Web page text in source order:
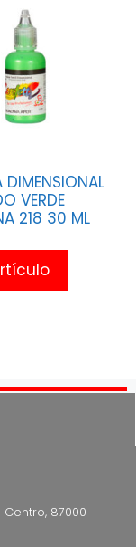
DIMENSIONAL
VERDE
218 30 ML
87000